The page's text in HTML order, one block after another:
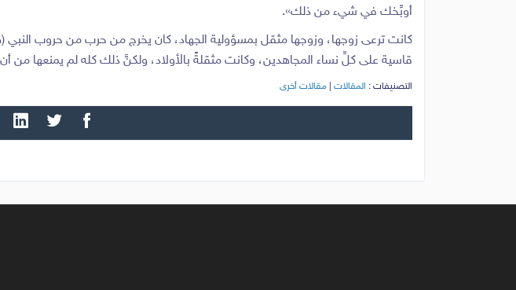
أوبِّخك في شيء من ذلك».
كانت ترعى زوجها، وزوجها مثقل بمسؤولية الجهاد، كان يخرج من حرب من حروب
قاسية على كلِّ نساء المجاهدين، وكانت مثقلةً بالأولاد، ولكنَّ ذلك كله لم يمنعها من
التصنيفات : المقالات مقالات أخرى